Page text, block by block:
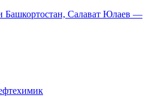
Башкортостан, Салават Юлаев —